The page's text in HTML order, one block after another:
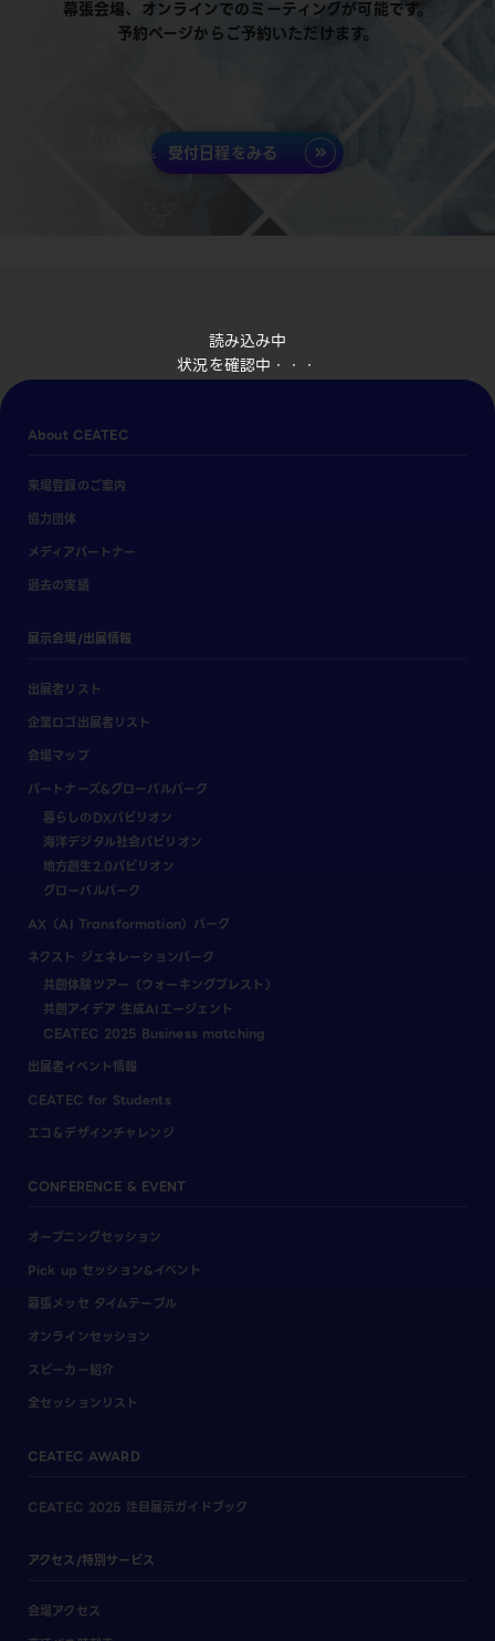
読み込み中
状況を確認中・・・
幕張会場、オンラインでのミーティングが可能です。
予約ページからご予約いただけます。
受付日程をみる
About CEATEC
来場登録のご案内
協力団体
メディアパートナー
過去の実績
展示会場/出展情報
出展者リスト
企業ロゴ出展者リスト
会場マップ
パートナーズ&グローバルパーク
暮らしのDXパビリオン
海洋デジタル社会パビリオン
地方創生2.0パビリオン
グローバルパーク
AX（AI Transformation）パーク
ネクスト ジェネレーションパーク
共創体験ツアー（ウォーキングブレスト）
共創アイデア 生成AIエージェント
CEATEC 2025 Business matching
出展者イベント情報
CEATEC for Students
エコ＆デザインチャレンジ
CONFERENCE & EVENT
オープニングセッション
Pick up セッション&イベント
幕張メッセ タイムテーブル
オンラインセッション
スピーカー紹介
全セッションリスト
CEATEC AWARD
CEATEC 2025 注目展示ガイドブック
アクセス/特別サービス
会場アクセス